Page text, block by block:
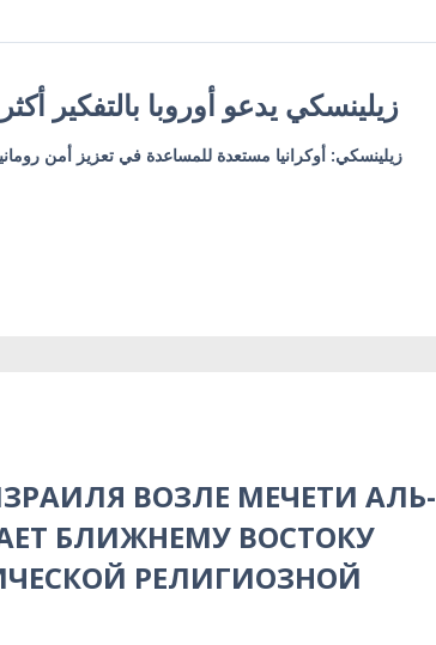
زيلينسكي يدعو أوروبا بالتفكير
زيلينسكي: أوكرانيا مستعدة للمساعدة في تعزيز أمن
ВОЗЛЕ МЕЧЕТИ АЛЬ-
БЛИЖНЕМУ ВОСТОКУ
РЕЛИГИОЗНОЙ